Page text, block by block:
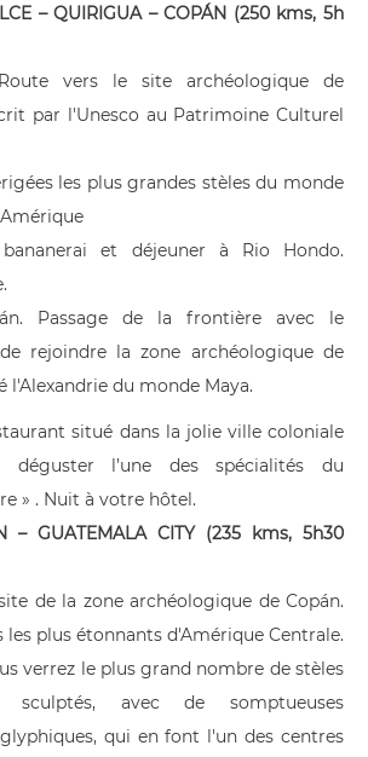
– QUIRIGUA – COPÁN (250 kms, 5h
vers le site archéologique de
par l'Unesco au Patrimoine Culturel
les plus grandes stèles du monde
bananerai et déjeuner à Rio Hondo.
Passage de la frontière avec le
rejoindre la zone archéologique de
l'Alexandrie du monde Maya.
situé dans la jolie ville coloniale
l’une des spécialités du
» . Nuit à votre hôtel.
– GUATEMALA CITY (235 kms, 5h30
de la zone archéologique de Copán.
les plus étonnants d'Amérique Centrale.
verrez le plus grand nombre de stèles
sculptés, avec de somptueuses
qui en font l'un des centres